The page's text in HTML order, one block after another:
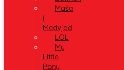
Maša
i
Medvjed
LOL
My
Little
Pony